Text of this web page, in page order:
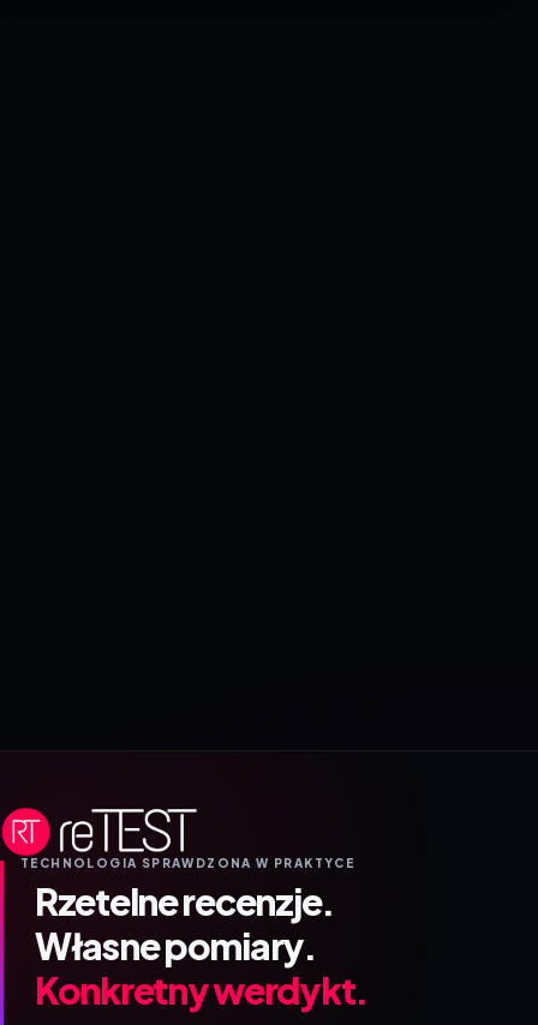
TECHNOLOGIA SPRAWDZONA W PRAKTYCE
Rzetelne recenzje.
Własne pomiary.
Konkretny werdykt.